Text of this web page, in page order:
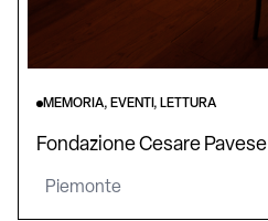
MEMORIA, EVENTI, LETTURA
Fondazione Cesare Pavese
Piemonte